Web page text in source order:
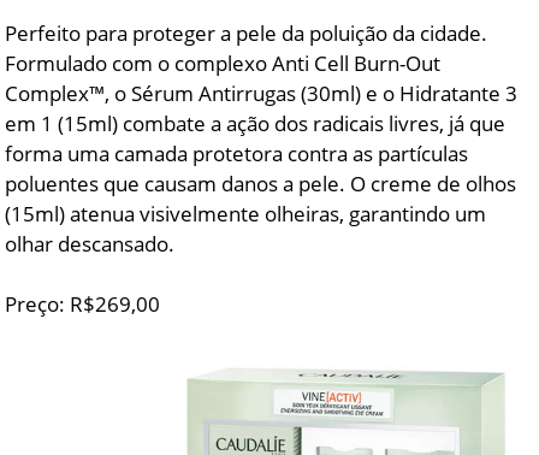
Perfeito para proteger a pele da poluição da cidade.
Formulado com o complexo Anti Cell Burn-Out
Complex™, o Sérum Antirrugas (30ml) e o Hidratante 3
em 1 (15ml) combate a ação dos radicais livres, já que
forma uma camada protetora contra as partículas
poluentes que causam danos a pele. O creme de olhos
(15ml) atenua visivelmente olheiras, garantindo um
olhar descansado.
Preço: R$269,00